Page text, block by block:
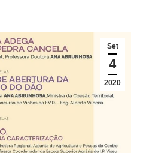
Set
4
2020